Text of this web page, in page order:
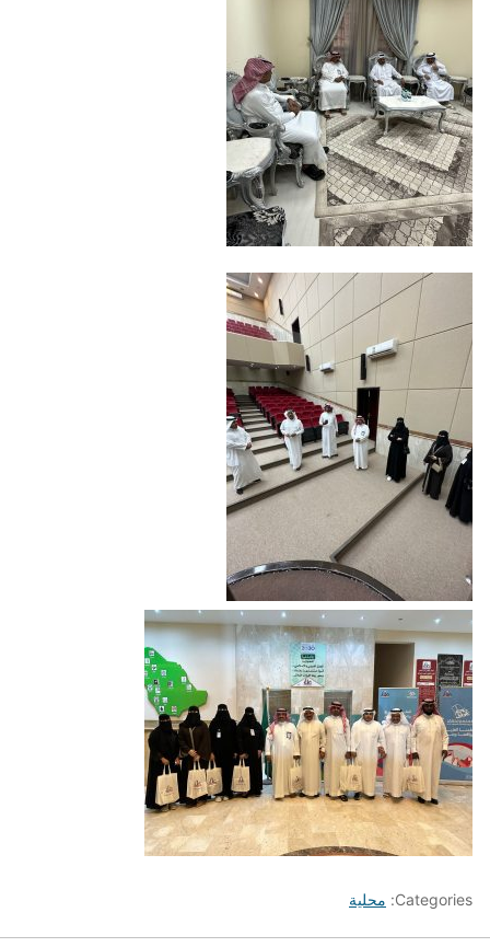
Categories: محلية